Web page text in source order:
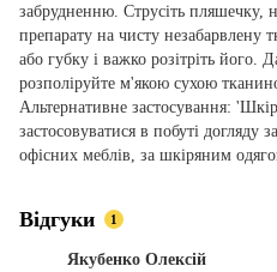
забрудненню. Струсіть пляшечку,
препарату на чисту незабарвлену
або губку і важко розітріть його.
розполіруйте м'якою сухою
Альтернативне застосування:
застосовуватися в побуті
офісних меблів, за шкіряним
Відгуки 1
Якубенко Олексій